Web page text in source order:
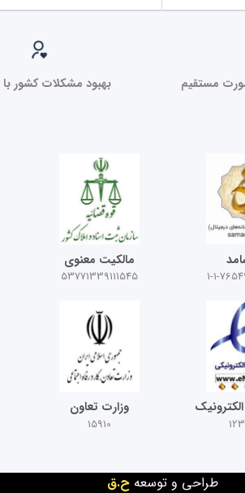
مستقیم بهبود مشکلات کشور با
1-1-
مالکیت معنوی
53771339111545
وزارت تعاون
15910
طراحی و توسعه ح.ق